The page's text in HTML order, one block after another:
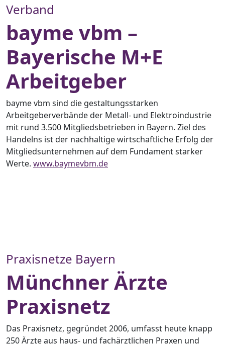
Verband
bayme vbm –
Bayerische M+E
Arbeitgeber
bayme vbm sind die gestaltungsstarken
Arbeitgeberverbände der Metall- und Elektroindustrie
mit rund 3.500 Mitgliedsbetrieben in Bayern. Ziel des
Handelns ist der nachhaltige wirtschaftliche Erfolg der
Mitgliedsunternehmen auf dem Fundament starker
Werte. www.baymevbm.de
Praxisnetze Bayern
Münchner Ärzte
Praxisnetz
Das Praxisnetz, gegründet 2006, umfasst heute knapp
250 Ärzte aus haus- und fachärztlichen Praxen und